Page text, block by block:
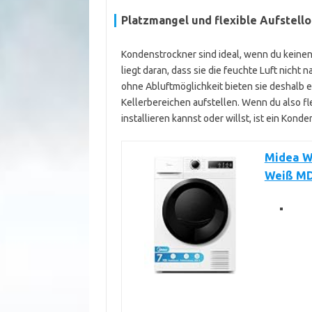
Platzmangel und flexible
Kondenstrockner sind ideal, wenn du
liegt daran, dass sie die feuchte Luft nicht
ohne Abluftmöglichkeit bieten sie deshalb
Kellerbereichen aufstellen. Wenn du also
installieren kannst oder willst, ist ein
Midea
Weiß